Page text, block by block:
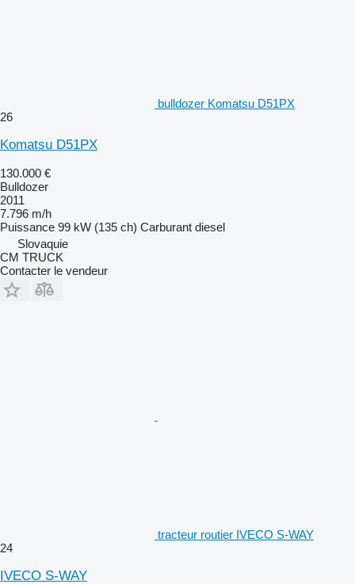
bulldozer Komatsu D51PX
26
Komatsu D51PX
130.000 €
Bulldozer
2011
7.796 m/h
Puissance 99 kW (135 ch) Carburant diesel
Slovaquie
CM TRUCK
Contacter le vendeur
tracteur routier IVECO S-WAY
24
IVECO S-WAY